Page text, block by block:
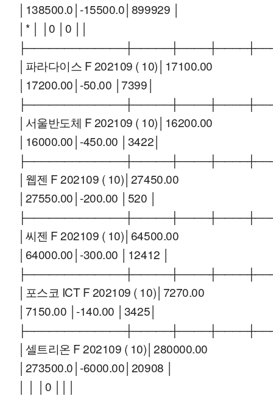
│138500.0│-15500.0│899929 │
│* │ │0 │0 ││
│파라다이스 F 202109 ( 10)│17100.00
│17200.00│-50.00 │7399│
│서울반도체 F 202109 ( 10)│16200.00
│16000.00│-450.00 │3422│
│웹젠 F 202109 ( 10)│27450.00
│27550.00│-200.00 │520 │
│씨젠 F 202109 ( 10)│64500.00
│64000.00│-300.00 │12412 │
│포스코 ICT F 202109 ( 10)│7270.00
│7150.00 │-140.00 │3425│
│셀트리온 F 202109 ( 10)│280000.00
│273500.0│-6000.00│20908 │
│ │ │0 │││